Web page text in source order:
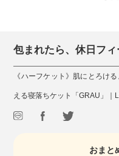
包まれたら、休日フ
《ハーフケット》肌にとろけ
える寝落ちケット「GRAU」｜
おまと